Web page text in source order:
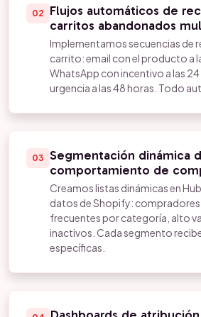
02
Flujos automáticos de
carritos abandonados
Implementamos secuencias de
carrito: email con el producto a
WhatsApp con incentivo a las 24
urgencia a las 48 horas. Todo
03 Segmentación dinámica
comportamiento de
Creamos listas dinámicas en
datos de Shopify:
frecuentes por categoría, alto
inactivos. Cada segmento
específicas.